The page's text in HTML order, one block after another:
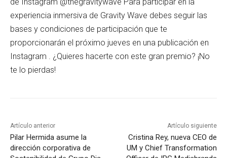
experiencia inmersiva de Gravity Wave debes seguir las
bases y condiciones de participación que te
proporcionarán el próximo jueves en una publicación en
Instagram . ¿Quieres hacerte con este gran premio? ¡No
te lo pierdas!
Artículo anterior
Pilar Hermida asume la
dirección corporativa de
Artículo siguiente
Cristina Rey, nueva CEO de
UM y Chief Transformation